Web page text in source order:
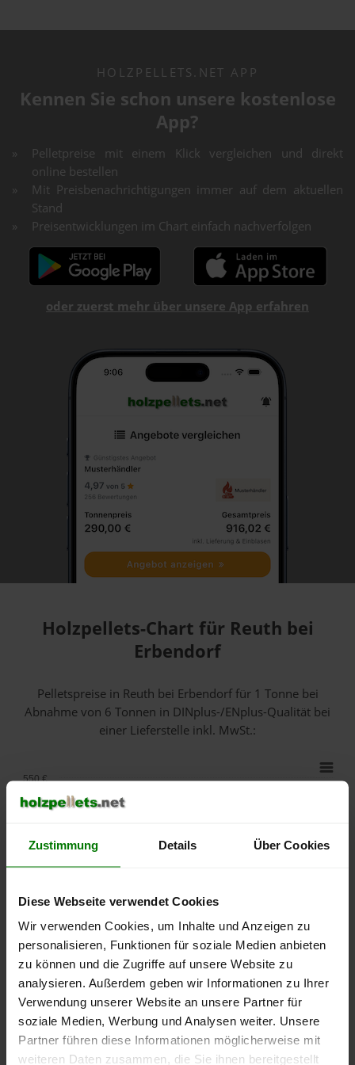
Zustimmung Details Über Cookies
Diese Webseite verwendet Cookies
Wir verwenden Cookies, um Inhalte und Anzeigen zu
personalisieren, Funktionen für soziale Medien anbieten
zu können und die Zugriffe auf unsere Website zu
analysieren. Außerdem geben wir Informationen zu Ihrer
Verwendung unserer Website an unsere Partner für
soziale Medien, Werbung und Analysen weiter. Unsere
Partner führen diese Informationen möglicherweise mit
weiteren Daten zusammen, die Sie ihnen bereitgestellt
HOLZPELLETS.NET APP
Kennen Sie schon unsere kostenlose
App?
Pelletpreise mit einem Klick vergleichen und direkt
online bestellen
Mit Preisbenachrichtigungen immer auf dem aktuellen
Stand
Preisentwicklungen im Chart einfach nachverfolgen
oder zuerst mehr über unsere App erfahren
Holzpellets-Chart für Reuth bei
Erbendorf
Pelletspreise in Reuth bei Erbendorf für 1 Tonne bei
Abnahmevon 6 Tonnen in DINplus-/ENplus-Qualität bei
einer Lieferstelle inkl. MwSt.:
lose Ware Sackware
September
2025
Januar
2026
Mai
2026
250 €
300 €
350 €
450 €
550 €